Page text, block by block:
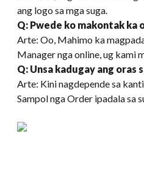
ang logo sa mga suga.
Q: Pwede ko makontak ka
Arte: Oo, Mahimo ka
Manager nga online, ug kami
Q: Unsa kadugay ang oras
Arte: Kini nagdepende sa
Sampol nga Order ipadala sa